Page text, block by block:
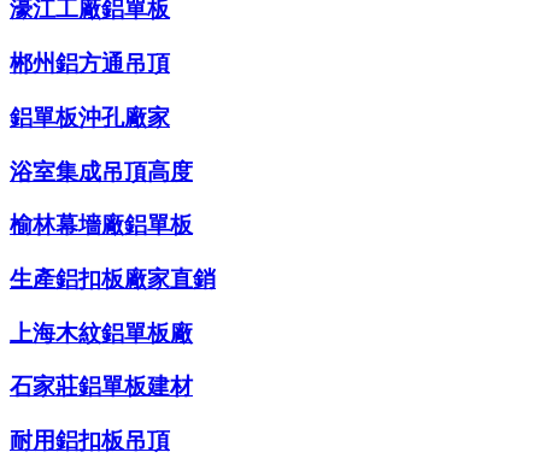
濠江工廠鋁單板
郴州鋁方通吊頂
鋁單板沖孔廠家
浴室集成吊頂高度
榆林幕墻廠鋁單板
生產鋁扣板廠家直銷
上海木紋鋁單板廠
石家莊鋁單板建材
耐用鋁扣板吊頂